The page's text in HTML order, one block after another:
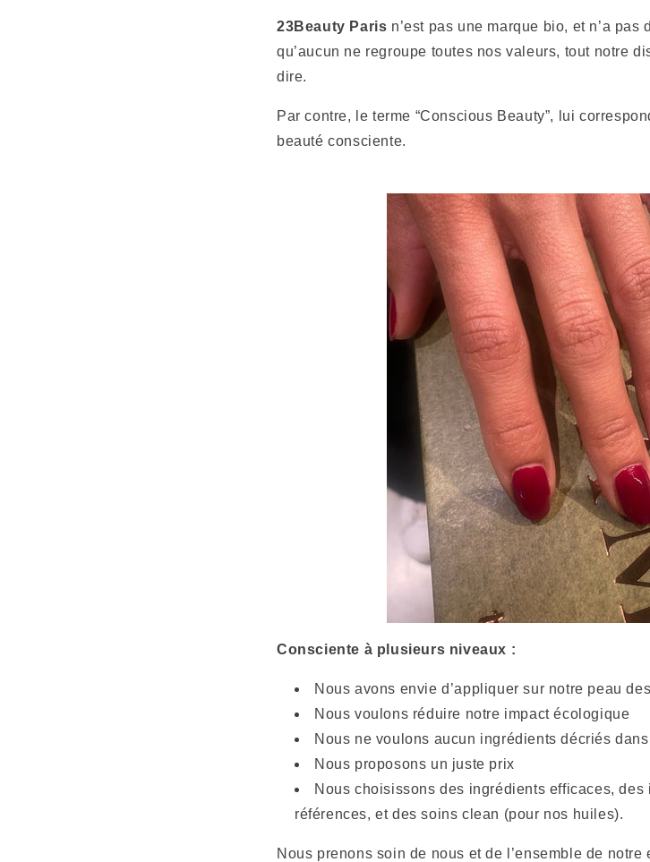
23Beauty Paris n’est pas une marque bio, et n’a
qu’aucun ne regroupe toutes nos valeurs, tout notre
dire.
Par contre, le terme “Conscious Beauty”, lui
beauté consciente.
Consciente à plusieurs niveaux :
Nous avons envie d’appliquer sur notre peau
Nous voulons réduire notre impact écologique
Nous ne voulons aucun ingrédients décriés
Nous proposons un juste prix
Nous choisissons des ingrédients efficaces,
références, et des soins clean (pour nos huiles).
Nous prenons soin de nous et de l’ensemble de notre